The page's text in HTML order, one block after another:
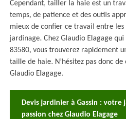
Cependant, tailler la haie est un
temps, de patience et des outils
mieux de confier ce travail entre les
jardinage. Chez Glaudio Elagage
83580, vous trouverez rapidement
taille de haie. N’hésitez pas donc
Glaudio Elagage.
Devis jardinier à Gassin :
passion chez Glaudio Elagage